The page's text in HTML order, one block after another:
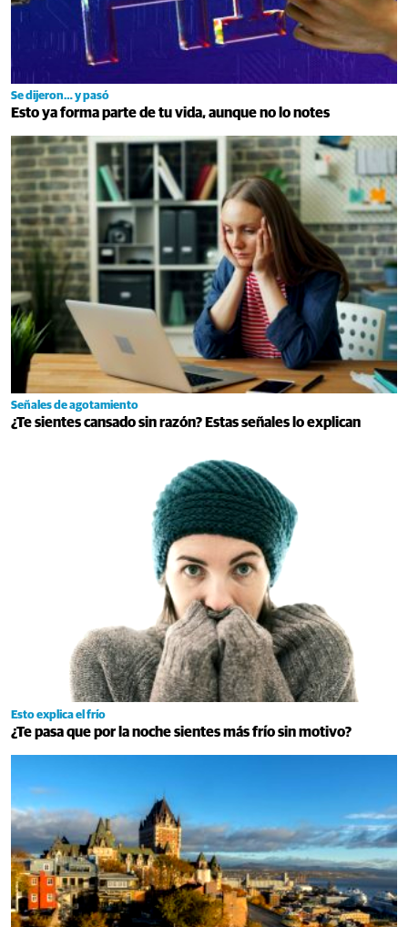
Se dijeron… y pasó
Esto ya forma parte de tu vida, aunque no lo notes
Señales de agotamiento
¿Te sientes cansado sin razón? Estas señales lo explican
Esto explica el frío
¿Te pasa que por la noche sientes más frío sin motivo?